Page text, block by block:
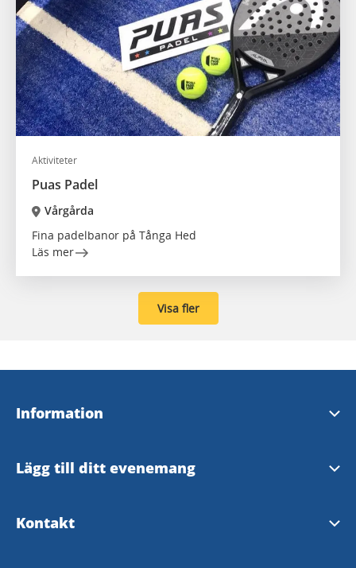
Aktiviteter
Puas Padel
Vårgårda
Fina padelbanor på Tånga Hed
Läs mer
Visa fler
Information
Tillgänglighetsredogörelse
Lägg till ditt evenemang
Evenemangsformulär
Kontakt